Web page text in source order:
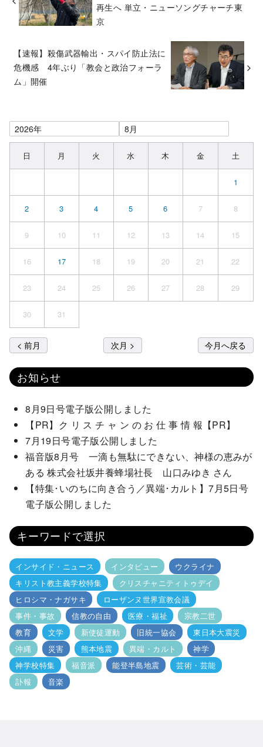
再生へ 単立・ニューソングチャーチ東
京
【速報】殺傷武器輸出・スパイ防止法に
危機感 4年ぶり「教会と政治フォーラ
ム」開催
日 月 火 水 木 金 土
1
2 3 4 5 6 7 8
9 10 11 12 13 14 15
16 17 18 19 20 21 22
23 24 25 26 27 28 29
30 31
< 前月 次月 > 今月へ戻る
お知らせ
8月9日号電子版公開しました
【PR】ク リ ス チ ャ ン の お 仕 事 情 報【PR】
7月19日号電子版公開しました
福音版8月号 一滴も無駄にできない、神様の恵みが
ある 株式会社坂井養蜂場社長 山口みゆき さん
【特集･いのちに向き合う／異端･カルト】7月5日号
電子版公開しました
キーワードで選択
インサイド・ニュース インタビュー
ウクライナ
キリスト教主義学校特集
クリスチャニティトゥデイ
ヒロシマ・ナガサキ
ローザンヌ世界宣教会議
事件・事故
信教の自由 医療・福祉
宗教二世
教育
文学 新使徒運動 旧統一協会
東日本大震災
沖縄
災害 熊本地震 異端・カルト
神学
神学校特集
福音派 能登半島地震
芸術・芸能
訃報
音楽